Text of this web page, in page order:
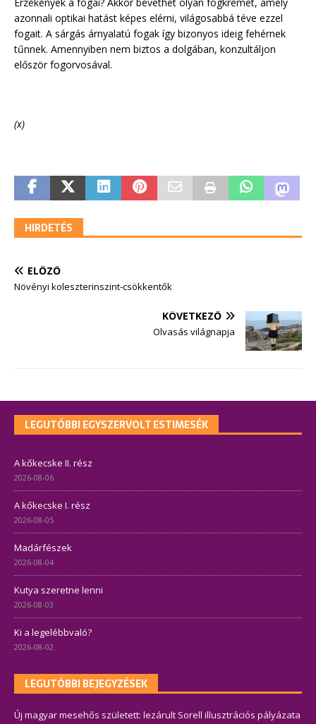
azonnali optikai hatást képes elérni, világosabbá téve ezzel
fogait. A sárgás árnyalatú fogak így bizonyos ideig fehérnek
tűnnek. Amennyiben nem biztos a dolgában, konzultáljon
először fogorvosával.
(x)
HIRDETÉS
ELŐZŐ
Növényi koleszterinszint-csökkentők
KÖVETKEZŐ
Olvasás világnapja
LEGUTÓBBI EGYSZERVOLT ESTIMESÉK
A kőkecske II. rész
2026-08-06
A kőkecske I. rész
2026-08-05
Madárfészek
2026-08-04
Kutya szeretne lenni
2026-08-03
Ki a legelébbvaló?
2026-08-02
LEGUTÓBBI BEJEGYZÉSEK
Új magyar mesehős született: lezárult Sorell illusztrációs pályázata